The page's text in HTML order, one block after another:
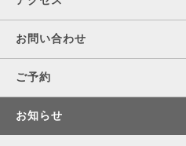
お問い合わせ
ご予約
お知らせ